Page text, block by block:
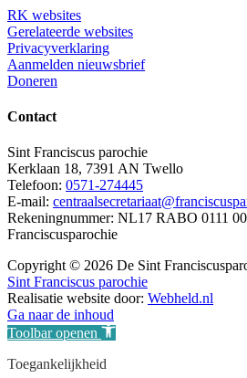
RK websites
Gerelateerde websites
Privacyverklaring
Aanmelden nieuwsbrief
Doneren
Contact
Sint Franciscus parochie
Kerklaan 18, 7391 AN Twello
Telefoon: 0571-274445
E-mail:
Rekeningnummer: NL17 RABO 0111
Franciscusparochie
Copyright © 2026 De Sint
Sint Franciscus parochie
Realisatie website door: Webheld.nl
Ga naar de inhoud
Toolbar openen
Toegankelijkheid